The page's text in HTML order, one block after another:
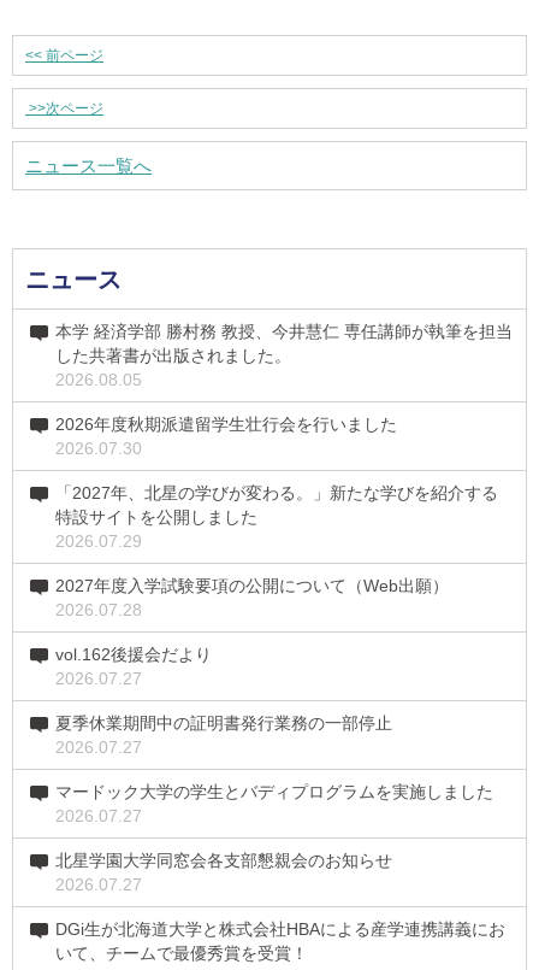
<< 前ページ
>>次ページ
ニュース一覧へ
ニュース
本学 経済学部 勝村務 教授、今井慧仁 専任講師が執筆を担当
した共著書が出版されました。
2026.08.05
2026年度秋期派遣留学生壮行会を行いました
2026.07.30
「2027年、北星の学びが変わる。」新たな学びを紹介する
特設サイトを公開しました
2026.07.29
2027年度入学試験要項の公開について（Web出願）
2026.07.28
vol.162後援会だより
2026.07.27
夏季休業期間中の証明書発行業務の一部停止
2026.07.27
マードック大学の学生とバディプログラムを実施しました
2026.07.27
北星学園大学同窓会各支部懇親会のお知らせ
2026.07.27
DGi生が北海道大学と株式会社HBAによる産学連携講義にお
いて、チームで最優秀賞を受賞！